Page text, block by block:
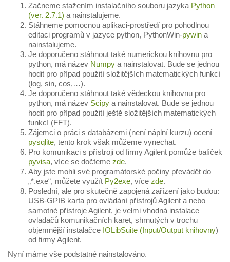
Začneme stažením instalačního souboru jazyka Python
(ver. 2.7.1) a nainstalujeme.
Stáhneme pomocnou aplikaci-prostředí pro pohodlnou
editaci programů v jazyce python, PythonWin-pywin a
nainstalujeme.
Je doporučeno stáhnout také numerickou knihovnu pro
python, má název Numpy a nainstalovat. Bude se jednou
hodit pro případ použití složitějších matematických funkcí
(log, sin, cos,…).
Je doporučeno stáhnout také vědeckou knihovnu pro
python, má název Scipy a nainstalovat. Bude se jednou
hodit pro případ použití ještě složitějších matematických
funkcí (FFT).
Zájemci o práci s databázemi (není náplní kurzu) ocení
pysqlite, tento krok však můžeme vynechat.
Pro komunikaci s přístroji od firmy Agilent pomůže balíček
pyvisa, více se dočteme zde.
Aby jste mohli své programátorské počiny převádět do
„*.exe“, můžete využít Py2exe, více zde.
Poslední, ale pro skutečně zapojená zařízení jako budou:
USB-GPIB karta pro ovládání přístrojů Agilent a nebo
samotné přístroje Agilent, je velmi vhodná instalace
ovladačů komunikačních karet, shrnutých v trochu
objemnější instalačce IOLibSuite (Input/Output knihovny)
od firmy Agilent.
Nyní máme vše podstatné nainstalováno.